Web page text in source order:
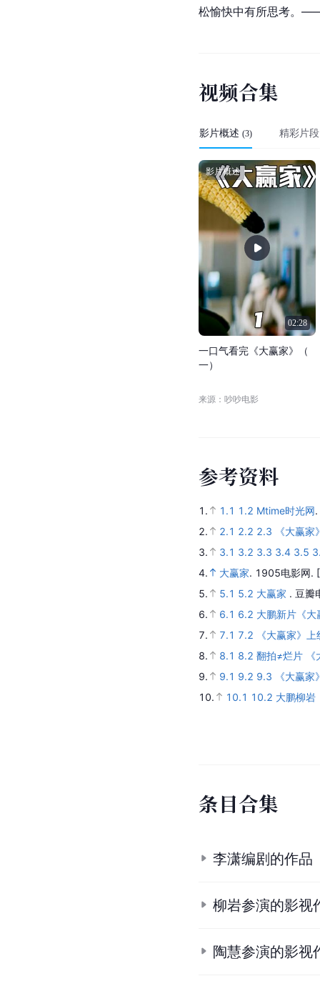
松愉快中有所思考。
视频合集
影片概述 (3) 精彩片段
02:28
影片概述
一口 气看完 《大赢家》
（
一）
来源：吵吵电影
参考资料
1. 1.1 1.2 Mtime时光网.
2.
2.1 2.2 2.3
《大赢
3.
3.1 3.2 3.3 3.4 3.5
4.
大赢家. 1905电影网.
5.
5.1 5.2 大赢家 . 豆瓣
6.
6.1 6.2 大鹏新片《大
7.
7.1 7.2
《大赢家》
8.
8.1 8.2 翻拍≠烂片 《
9.
9.1 9.2 9.3
《大赢
10.
10.1 10.2 大鹏柳岩
条目合集
李潇编剧的作品
柳岩参演的影视
陶慧参演的影视